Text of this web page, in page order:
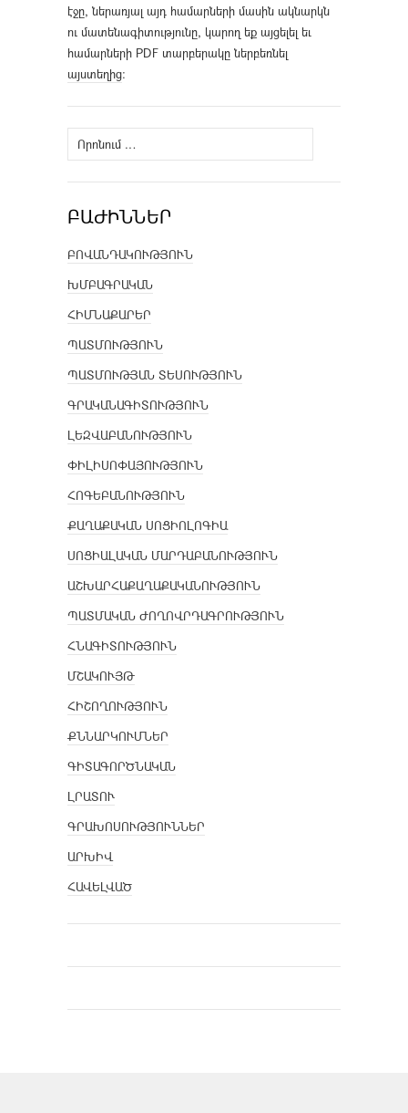
էջը, ներառյալ այդ համարների մասին ակնարկն
ու մատենագիտությունը, կարող եք այցելել եւ
համարների PDF տարբերակը ներբեռնել
այստեղից։
Որոնել՝
ԲԱԺԻՆՆԵՐ
ԲՈՎԱՆԴԱԿՈՒԹՅՈՒՆ
ԽՄԲԱԳՐԱԿԱՆ
ՀԻՄՆԱՔԱՐԵՐ
ՊԱՏՄՈՒԹՅՈՒՆ
ՊԱՏՄՈՒԹՅԱՆ ՏԵՍՈՒԹՅՈՒՆ
ԳՐԱԿԱՆԱԳԻՏՈՒԹՅՈՒՆ
ԼԵԶՎԱԲԱՆՈՒԹՅՈՒՆ
ՓԻԼԻՍՈՓԱՅՈՒԹՅՈՒՆ
ՀՈԳԵԲԱՆՈՒԹՅՈՒՆ
ՔԱՂԱՔԱԿԱՆ ՍՈՑԻՈԼՈԳԻԱ
ՍՈՑԻԱԼԱԿԱՆ ՄԱՐԴԱԲԱՆՈՒԹՅՈՒՆ
ԱՇԽԱՐՀԱՔԱՂԱՔԱԿԱՆՈՒԹՅՈՒՆ
ՊԱՏՄԱԿԱՆ ԺՈՂՈՎՐԴԱԳՐՈՒԹՅՈՒՆ
ՀՆԱԳԻՏՈՒԹՅՈՒՆ
ՄՇԱԿՈՒՅԹ
ՀԻՇՈՂՈՒԹՅՈՒՆ
ՔՆՆԱՐԿՈՒՄՆԵՐ
ԳԻՏԱԳՈՐԾՆԱԿԱՆ
ԼՐԱՏՈՒ
ԳՐԱԽՈՍՈՒԹՅՈՒՆՆԵՐ
ԱՐԽԻՎ
ՀԱՎԵԼՎԱԾ